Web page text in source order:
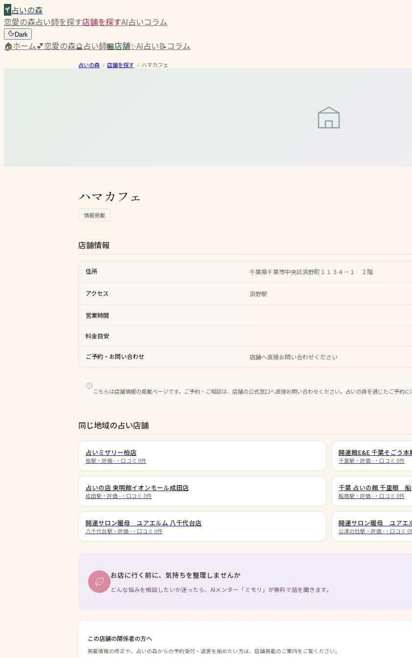
占いの森
恋愛の森占い師を探す店舗を探すAI占いコラム
Dark
🏠ホーム💕恋愛の森🔮占い師🏪店舗✨AI占い📝コラム
占いの森 › 店舗を探す › ハマカフェ
ハマカフェ
情報掲載
店舗情報
住所 千葉県千葉市中央区浜野町１１３４－１ ２階
アクセス 浜野駅
営業時間
料金目安
ご予約・お問い合わせ 店舗へ直接お問い合わせください
こちらは店舗情報の掲載ページです。ご予約・ご相談は、店舗の公式窓口へ直接お問い合わせください。占いの森を通じたご予約に
同じ地域の占い店舗
占いミザリー柏店
柏駅 ・評価 - ・口コミ 0件
開運館E&E 千葉そごう本
千葉駅 ・評価 - ・口コミ 0件
占いの店 東明館イオンモール成田店
成田駅 ・評価 - ・口コミ 0件
千葉 占いの館 千里眼
船橋駅 ・評価 - ・口コミ 0件
開運サロン暖母 ユアエルム 八千代台店
八千代台駅 ・評価 - ・口コミ 0件
開運サロン暖母 ユアエ
公津の杜駅 ・評価 - ・口コミ 0
お店に行く前に、気持ちを整理しませんか
どんな悩みを相談したいか迷ったら、AIメンター「ミモリ」が無料で話を聞きます。
この店舗の関係者の方へ
掲載情報の修正や、占いの森からの予約受付・送客を始めたい方は、店舗掲載のご案内をご覧ください。